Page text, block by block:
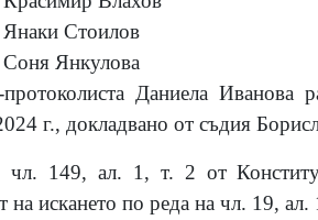
Янаки Стоилов
Соня Янкулова
Даниела Иванова
г., докладвано от съдия
чл. 149, ал. 1, т. 2 от
на искането по реда на чл. 19,